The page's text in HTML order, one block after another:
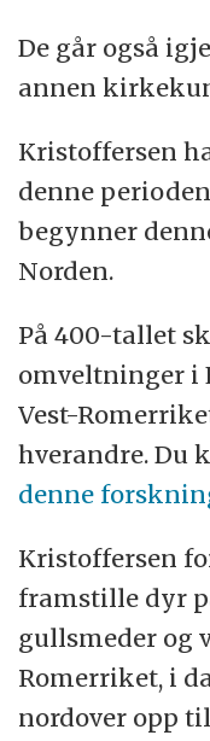
De går også
annen
Kristoffersen
denne
begynner
Norden.
På 400-tallet
omveltninger i
Vest-
hverandre. Du
denne
Kristoffersen
framstille dyr
gullsmeder og
Romerriket, i
nordover opp